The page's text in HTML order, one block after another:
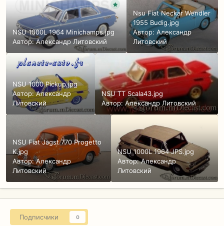
NSU 1000L 1964 Minichamps.jpg
Автор:Александр Литовский
Nsu Fiat Neckar Wendler
1955 Budig.jpg
Автор:Александр
Литовский
NSU 1000 Pickup.jpg
Автор:Александр
Литовский
NSU TT Scala43.jpg
Автор:Александр Литовский
NSU Fiat Jagst 770 Progetto
K.jpg
Автор:Александр
Литовский
NSU 1000L 1964 JPS.jpg
Автор:Александр
Литовский
Подписчики 0